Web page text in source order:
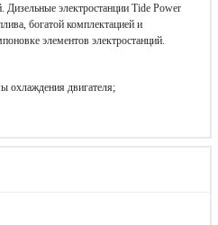
электростанции Tide Power
богатой комплектацией и
элементов электростанций.
охлаждения двигателя;